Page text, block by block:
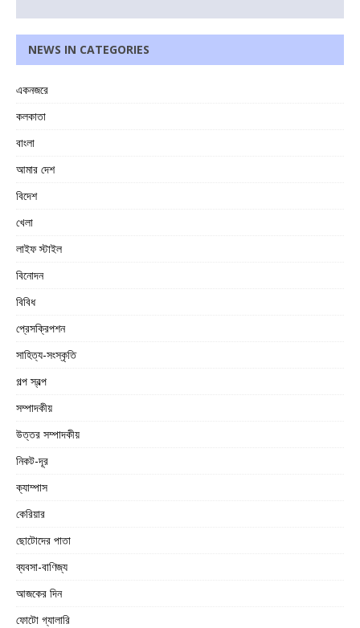
NEWS IN CATEGORIES
একনজরে
কলকাতা
বাংলা
আমার দেশ
বিদেশ
খেলা
লাইফ স্টাইল
বিনোদন
বিবিধ
প্রেসক্রিপশন
সাহিত্য-সংস্কৃতি
গল্প স্বল্প
সম্পাদকীয়
উত্তর সম্পাদকীয়
নিকট-দূর
ক্যাম্পাস
কেরিয়ার
ছোটোদের পাতা
ব্যবসা-বাণিজ্য
আজকের দিন
ফোটো গ্যালারি